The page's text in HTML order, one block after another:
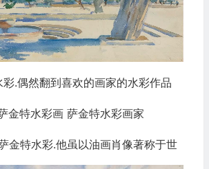
彩.偶然翻到喜欢的画家的水彩作品
金特水彩.他虽以油画肖像著称于世